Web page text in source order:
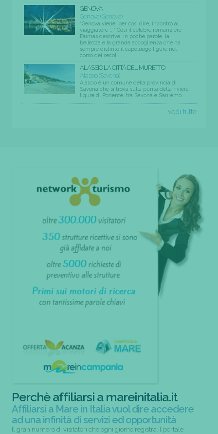
GENOVA
Genova (Genova)
“Genova viene, per così dire, incontro al
viaggiatore ...” Così il celebre romanziere
Dumas descrive, in poche parole, la
bellezza e la grande accoglienza che ha
sempre distinto il capoluogo ligure nel
corso dei secoli....
ALASSIO LA CITTÀ DEL MURETTO
Alassio (Savona)
Alassio è un comune della provincia di
Savona che si trova sulla punta della riviera
ligure di Ponente, tra Savona e Sanremo....
vedi tutte
Perchè affiliarsi a mareinitalia.it
Affiliarsi a Mare in Italia vuol dire accedere
ad una infinità di servizi ed opportunità
Il gran numero di visitatori che ogni giorno registra il portale